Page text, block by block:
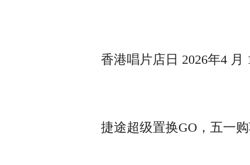
香港唱片店日 2026年4 月
捷途超级置换GO，五一